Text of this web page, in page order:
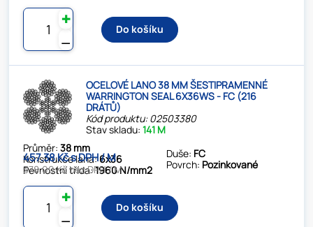
⚊
✚
Do košíku
OCELOVÉ LANO 38 MM ŠESTIPRAMENNÉ
WARRINGTON SEAL 6X36WS - FC (216
DRÁTŮ)
Kód produktu: 02503380
Stav skladu:141 M
Průměr:38 mm
Konstrukce lana:6x36
Pevnostní třída:1960 N/mm2
Duše: FC
Povrch: Pozinkované
457.38 Kč s DPH / M
378.00 Kč bez DPH / M
⚊
✚
Do košíku